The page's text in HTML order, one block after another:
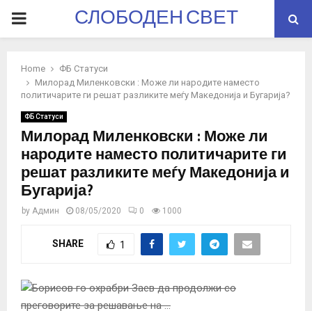
PRIMARYСЛОБОДЕН СВЕТ
Home
ФБ Статуси
Милорад Миленковски : Може ли народите наместо
политичарите ги решат разликите меѓу Македонија и Бугарија?
ФБ Статуси
Милорад Миленковски : Може ли
народите наместо политичарите ги
решат разликите меѓу Македонија и
Бугарија?
by Админ 08/05/2020 0 1000
SHARE 1